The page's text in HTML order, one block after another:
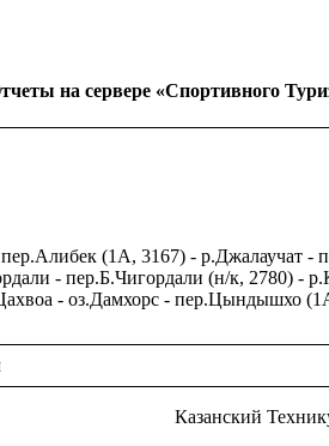
на сервере «Спортивного
(1А, 3167) - р.Джалаучат -
- пер.Б.Чигордали (н/к, 2780) -
- оз.Дамхорс - пер.Цындышхо
Казанский